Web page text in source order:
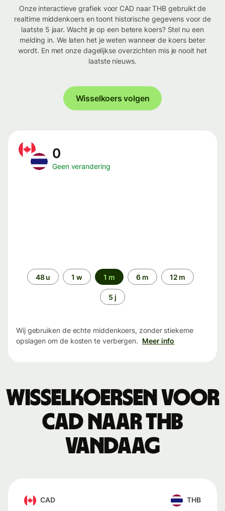
Onze interactieve grafiek voor CAD naar THB gebruikt de
realtime middenkoers en toont historische gegevens voor de
laatste 5 jaar. Wacht je op een betere koers? Stel nu een
melding in. We laten het je weten wanneer de koers beter
wordt. En met onze dagelijkse overzichten mis je nooit het
laatste nieuws.
Wisselkoers volgen
0
Geen verandering
Periode48 u 1 w 1 m 6 m 12 m
5 j
Wij gebruiken de echte middenkoers, zonder stiekeme
opslagen om de kosten te verbergen. Meer info
Wisselkoersen voor
CAD naar THB
vandaag
CAD THB